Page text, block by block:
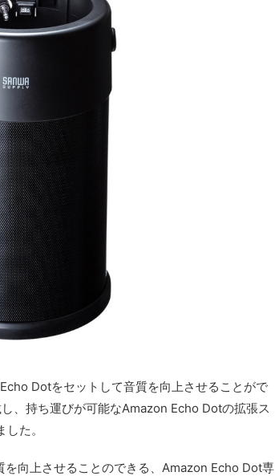
Dotをセットして音質を向上させることがで
、持ち運びが可能なAmazon Echo Dotの拡張ス
た。
向上させることのできる、Amazon Echo Dot専